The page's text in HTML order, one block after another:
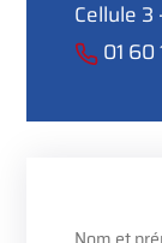
Cellule 3
01 60